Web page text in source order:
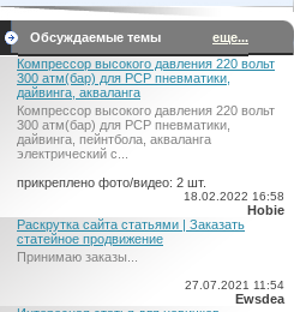
Обсуждаемые темы
еще...
Компрессор высокого давления 220 вольт
300 атм(бар) для PCP пневматики,
дайвинга, акваланга
Компрессор высокого давления 220 вольт
300 атм(бар) для PCP пневматики,
дайвинга, пейнтбола, акваланга
электрический c...
прикреплено фото/видео: 2 шт.
18.02.2022 16:58
Hobie
Раскрутка сайта статьями | Заказать
статейное продвижение
Принимаю заказы...
27.07.2021 11:54
Ewsdea